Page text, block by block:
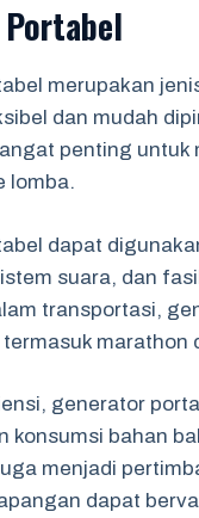
merupakan
dan mudah
penting untuk
lomba.
dapat
suara, dan
transportasi,
marathon
generator
konsumsi bahan
menjadi
dapat